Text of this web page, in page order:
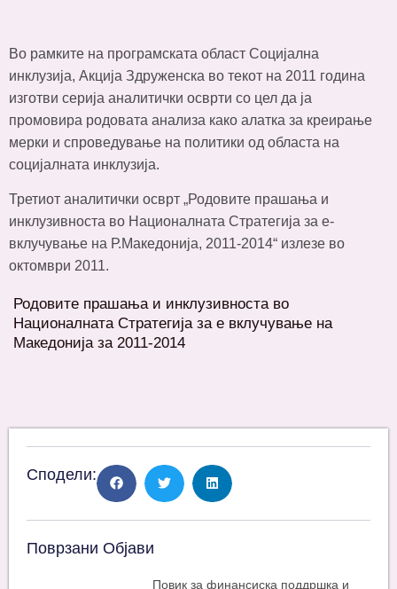
Во рамките на програмската област Социјална
инклузија, Акција Здруженска во текот на 2011 година
изготви серија аналитички осврти со цел да ја
промовира родовата анализа како алатка за креирање
мерки и спроведување на политики од областа на
социјалната инклузија.
Третиот аналитички осврт „Родовите прашања и
инклузивноста во Националната Стратегија за е-
вклучување на Р.Македонија, 2011-2014“ излезе во
октомври 2011.
Родовите прашања и инклузивноста во
Националната Стратегија за е вклучување на
Македонија за 2011-2014
Сподели:
Поврзани Објави
Повик за финансиска поддршка и